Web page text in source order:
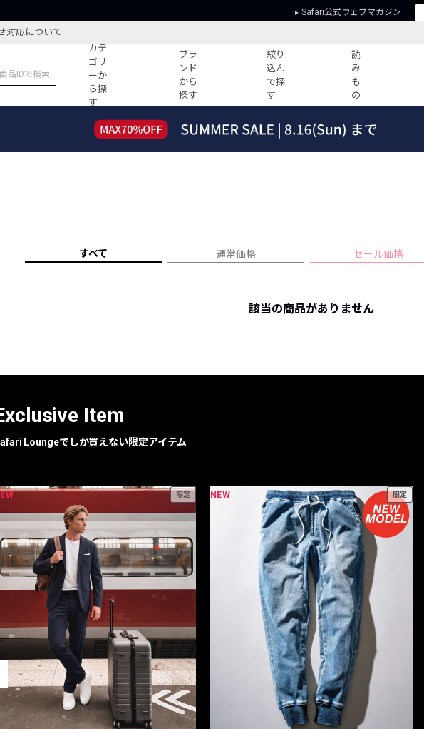
Safari公式ウェブマガジン
対応について
カテ
ゴリ
ーか
ら探
す
ブラ
ンド
から
探す
絞り
込ん
で探
す
読
み
も
の
すべての記事
人気記事ランキング
フォーカスブランド
プライバシーポリシー
すべて 通常価格 セール価格
該当の商品がありません
Item
Loungeでしか買えない限定アイテム
限定 NEW 限定